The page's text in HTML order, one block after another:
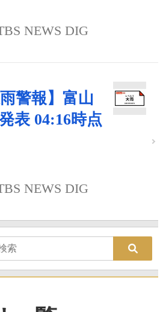
NEWS DIG
警報】富山
表 04:16時点
NEWS DIG